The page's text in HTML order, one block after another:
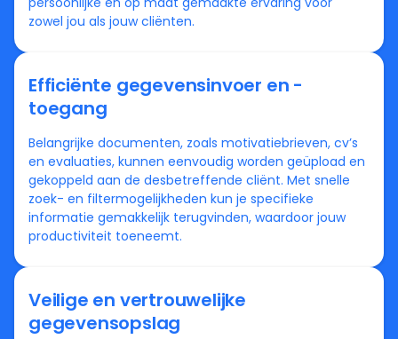
zowel jou als jouw cliënten.
Efficiënte gegevensinvoer en -
toegang
Belangrijke documenten, zoals motivatiebrieven, cv’s
en evaluaties, kunnen eenvoudig worden geüpload en
gekoppeld aan de desbetreffende cliënt. Met snelle
zoek- en filtermogelijkheden kun je specifieke
informatie gemakkelijk terugvinden, waardoor jouw
productiviteit toeneemt.
Veilige en vertrouwelijke
gegevensopslag